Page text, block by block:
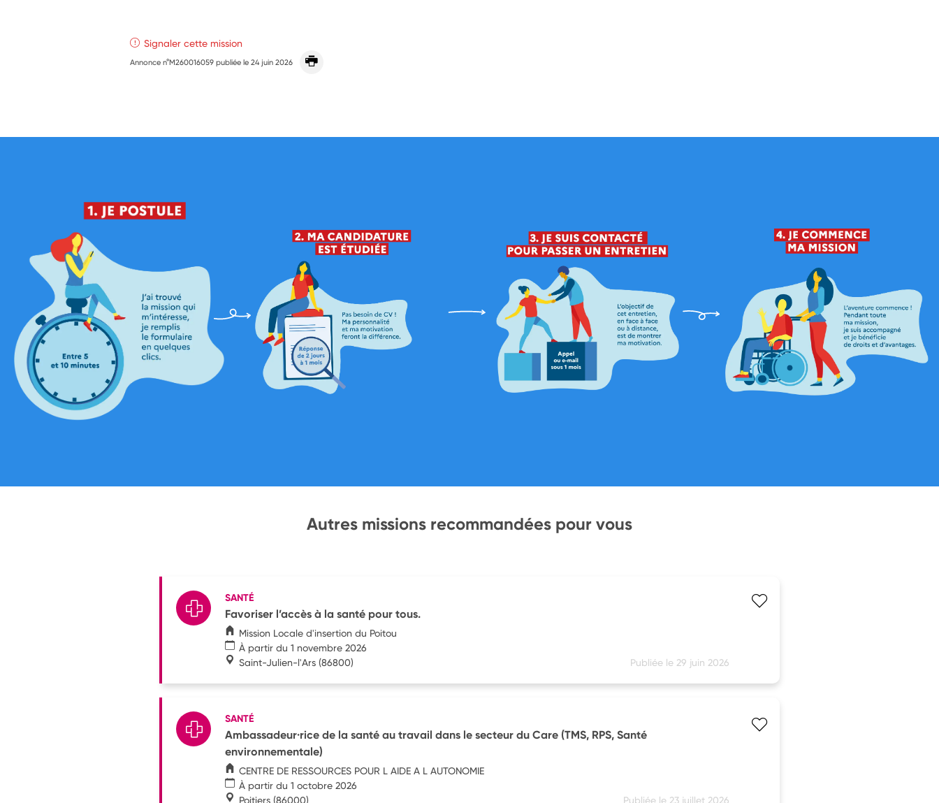
Signaler cette mission
Annonce n°M260016059 publiée le24 juin 2026
Autres missions recommandées pour vous
SANTÉ
Favoriser l’accès à la santé pour tous.
Mission Locale d'insertion du Poitou
À partir du 1 novembre 2026
Saint-Julien-l'Ars (86800) Publiée le 29 juin 2026
SANTÉ
Ambassadeur·rice de la santé au travail dans le secteur du Care (TMS, RPS, Santé
environnementale)
CENTRE DE RESSOURCES POUR L AIDE A L AUTONOMIE
À partir du 1 octobre 2026
Poitiers (86000) Publiée le 23 juillet 2026